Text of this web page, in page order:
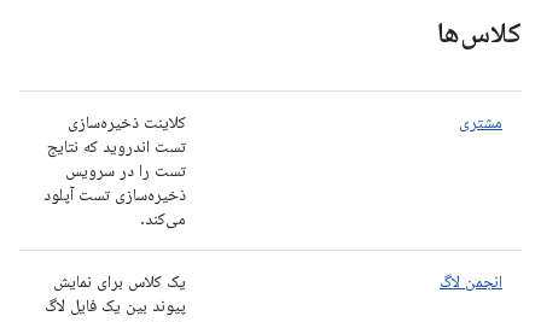
کلاس‌ها
مشتری
کلاینت ذخیره‌سازی
تست اندروید که نتایج
تست را در سرویس
ذخیره‌سازی تست آپلود
می‌کند.
انجمن لاگ
یک کلاس برای نمایش
پیوند بین یک فایل لاگ